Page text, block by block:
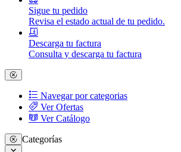
Sigue tu pedido
Revisa el estado actual de tu pedido.
Descarga tu factura
Consulta y descarga tu factura
Navegar por categorias
Ver Ofertas
Ver Catálogo
Categorías